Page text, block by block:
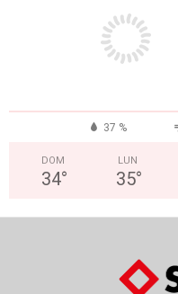
37 %
DOM
34°
LUN
35°